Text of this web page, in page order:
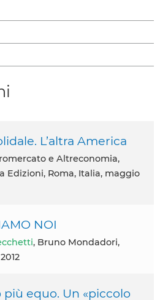
L’altra America
Edizioni, Roma, Italia, maggio
NOI
, Bruno Mondadori,
equo. Un «piccolo